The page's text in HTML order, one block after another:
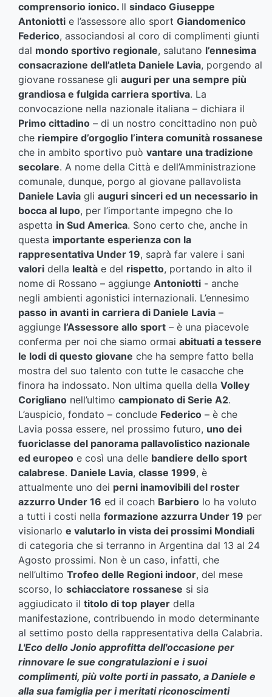
comprensorio ionico. Il sindaco Giuseppe
Antoniotti e l’assessore allo sport Giandomenico
Federico, associandosi al coro di complimenti giunti
dal mondo sportivo regionale, salutano l’ennesima
consacrazione dell’atleta Daniele Lavia, porgendo al
giovane rossanese gli auguri per una sempre più
grandiosa e fulgida carriera sportiva. La
convocazione nella nazionale italiana – dichiara il
Primo cittadino – di un nostro concittadino non può
che riempire d’orgoglio l’intera comunità rossanese
che in ambito sportivo può vantare una tradizione
secolare. A nome della Città e dell’Amministrazione
comunale, dunque, porgo al giovane pallavolista
Daniele Lavia gli auguri sinceri ed un necessario in
bocca al lupo, per l’importante impegno che lo
aspetta in Sud America. Sono certo che, anche in
questa importante esperienza con la
rappresentativa Under 19, saprà far valere i sani
valori della lealtà e del rispetto, portando in alto il
nome di Rossano – aggiunge Antoniotti - anche
negli ambienti agonistici internazionali. L’ennesimo
passo in avanti in carriera di Daniele Lavia –
aggiunge l’Assessore allo sport – è una piacevole
conferma per noi che siamo ormai abituati a tessere
le lodi di questo giovane che ha sempre fatto bella
mostra del suo talento con tutte le casacche che
finora ha indossato. Non ultima quella della Volley
Corigliano nell’ultimo campionato di Serie A2.
L’auspicio, fondato – conclude Federico – è che
Lavia possa essere, nel prossimo futuro, uno dei
fuoriclasse del panorama pallavolistico nazionale
ed europeo e così una delle bandiere dello sport
calabrese. Daniele Lavia, classe 1999, è
attualmente uno dei perni inamovibili del roster
azzurro Under 16 ed il coach Barbiero lo ha voluto
a tutti i costi nella formazione azzurra Under 19 per
visionarlo e valutarlo in vista dei prossimi Mondiali
di categoria che si terranno in Argentina dal 13 al 24
Agosto prossimi. Non è un caso, infatti, che
nell’ultimo Trofeo delle Regioni indoor, del mese
scorso, lo schiacciatore rossanese si sia
aggiudicato il titolo di top player della
manifestazione, contribuendo in modo determinante
al settimo posto della rappresentativa della Calabria.
L'Eco dello Jonio approfitta dell'occasione per
rinnovare le sue congratulazioni e i suoi
complimenti, più volte porti in passato, a Daniele e
alla sua famiglia per i meritati riconoscimenti